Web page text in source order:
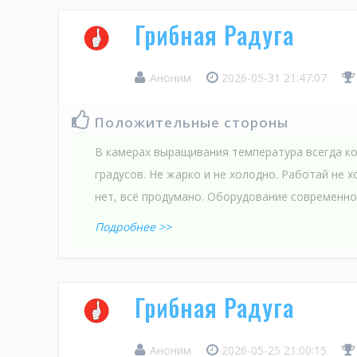
Грибная Радуга
Аноним 2026-05-31 21:47:07
Положительные стороны
В камерах выращивания температура всегда
градусов. Не жарко и не холодно. Работай не
нет, всё продумано. Оборудование
Подробнее >>
Грибная Радуга
Аноним 2026-05-25 21:00:15